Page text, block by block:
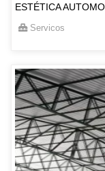
ESTÉTICA
Servicos